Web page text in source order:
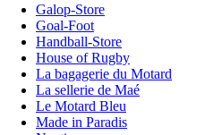
Galop-Store
Goal-Foot
Handball-Store
House of Rugby
La bagagerie du Motard
La sellerie de Maé
Le Motard Bleu
Made in Paradis